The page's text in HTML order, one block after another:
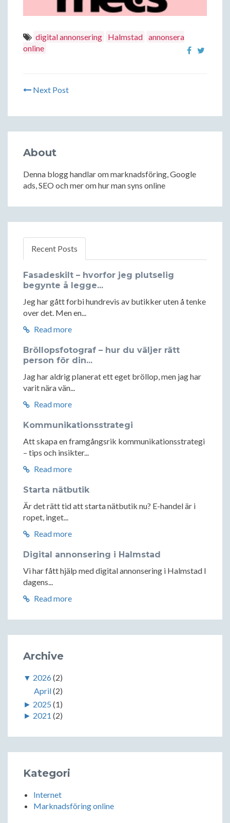
digital annonsering Halmstad annonsera
online
Next Post
About
Denna blogg handlar om marknadsföring, Google
ads, SEO och mer om hur man syns online
Recent Posts
Fasadeskilt – hvorfor jeg plutselig
begynte å legge...
Jeg har gått forbi hundrevis av butikker uten å tenke
over det. Men en...
Read more
Bröllopsfotograf – hur du väljer rätt
person för din...
Jag har aldrig planerat ett eget bröllop, men jag har
varit nära vän...
Read more
Kommunikationsstrategi
Att skapa en framgångsrik kommunikationsstrategi
– tips och insikter...
Read more
Starta nätbutik
Är det rätt tid att starta nätbutik nu? E-handel är i
ropet, inget...
Read more
Digital annonsering i Halmstad
Vi har fått hjälp med digital annonsering i Halmstad I
dagens...
Read more
Archive
▼ 2026(2)
April(2)
► 2025 (1)
► 2021 (2)
Kategori
Internet
Marknadsföring online